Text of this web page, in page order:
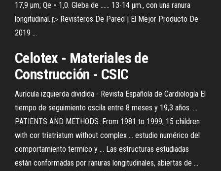
17,9 µm; Qe = 1,0. Gleba de ...... 13-14 µm., con una ranura
longitudinal. ▷ Revisteros De Pared | El Mejor Producto De
2019 ...
Celotex - Materiales de
Construcción - CSIC
Aurícula izquierda dividida - Revista Española de Cardiología El
tiempo de seguimiento oscila entre 8 meses y 19,3 años. ...
PATIENTS AND METHODS: From 1981 to 1999, 15 children
with cor triatriatum without complex ... estudio numérico del
comportamiento termico y ... Las estructuras estudiadas
están conformadas por ranuras longitudinales, abiertas de ...